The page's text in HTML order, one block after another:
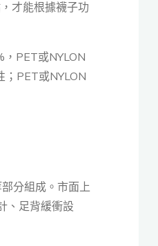
才能根據襪子功
PET或NYLON
PET或NYLON
分組成。市面上
、足背緩衝設